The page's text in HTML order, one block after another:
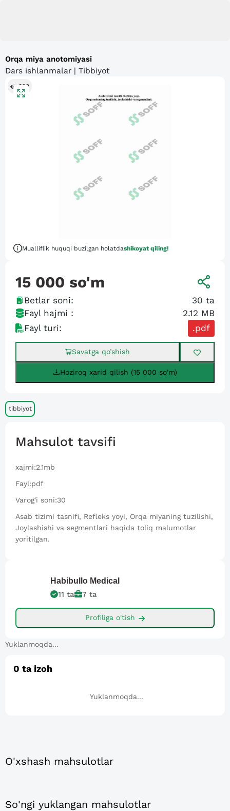
Orqa miya anotomiyasi
Dars ishlanmalar | Tibbiyot
323
Mualliflik huquqi buzilgan holatdashikoyat qiling!
15 000 so'm
Betlar soni: 30 ta
Fayl hajmi :
2.12 MB
Fayl turi:
.pdf
Savatga qo’shish
Hoziroq xarid qilish (15 000 so'm)
tibbiyot
Mahsulot tavsifi
xajmi:2.1mb
Fayl:pdf
Varog'i soni:30
Asab tizimi tasnifi, Refleks yoyi, Orqa miyaning tuzilishi,
Joylashishi va segmentlari haqida toliq malumotlar
yoritilgan.
Habibullo Medical
11 ta 7 ta
Profiliga o'tish
Yuklanmoqda...
0 ta izoh
Yuklanmoqda...
O'xshash mahsulotlar
So'ngi yuklangan mahsulotlar